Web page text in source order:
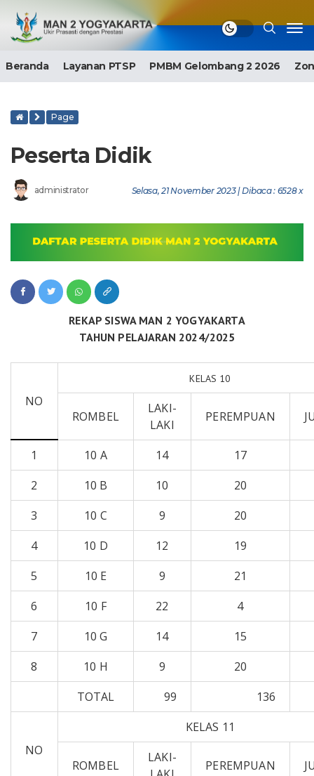
Beranda Layanan PTSP PMBM Gelombang 2 2026
Page
Peserta Didik
administrator Selasa, 21 November 2023 | Dibaca : 6528 x
REKAP SISWA MAN 2 YOGYAKARTA
TAHUN PELAJARAN 2024/2025
NO
KELAS 10
ROMBEL
LAKI-
LAKI
PEREMPUAN
1 10 A 14
17
2
10 B 10
20
3
10 C 9
20
4
10 D 12
19
5
10 E 9
21
6
10 F 22
4
7
10 G 14
15
8
10 H 9
20
TOTAL
99 136
NO
KELAS 11
ROMBEL
LAKI-
PEREMPUAN